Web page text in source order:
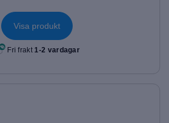
Visa produkt
Fri frakt1-2 vardagar